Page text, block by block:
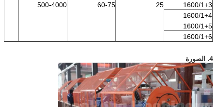
1600/1+3
25
60-75
500-4000
1600/1+4
1600/1+5
1600/1+6
4. الصورة